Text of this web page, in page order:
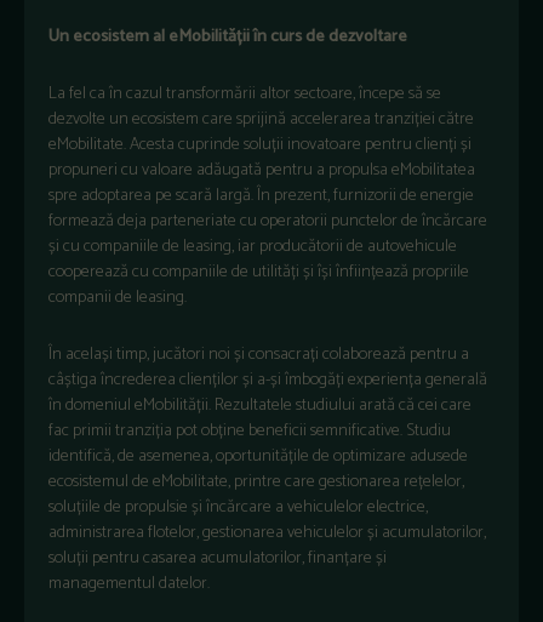
Un ecosistem al eMobilității în curs de dezvoltare
La fel ca în cazul transformării altor sectoare, începe să se
dezvolte un ecosistem care sprijină accelerarea tranziției către
eMobilitate. Acesta cuprinde soluții inovatoare pentru clienți și
propuneri cu valoare adăugată pentru a propulsa eMobilitatea
spre adoptarea pe scară largă. În prezent, furnizorii de energie
formează deja parteneriate cu operatorii punctelor de încărcare
și cu companiile de leasing, iar producătorii de autovehicule
cooperează cu companiile de utilități și își înființează propriile
companii de leasing.
În același timp, jucători noi și consacrați colaborează pentru a
câștiga încrederea clienților și a-și îmbogăți experiența generală
în domeniul eMobilității. Rezultatele studiului arată că cei care
fac primii tranziția pot obține beneficii semnificative. Studiu
identifică, de asemenea, oportunitățile de optimizare adusede
ecosistemul de eMobilitate, printre care gestionarea rețelelor,
soluțiile de propulsie și încărcare a vehiculelor electrice,
administrarea flotelor, gestionarea vehiculelor și acumulatorilor,
soluții pentru casarea acumulatorilor, finanțare și
managementul datelor.